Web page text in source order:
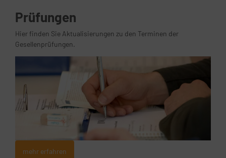
Prüfungen
Hier finden Sie Aktualisierungen zu den Terminen der
Gesellenprüfungen.
mehr erfahren